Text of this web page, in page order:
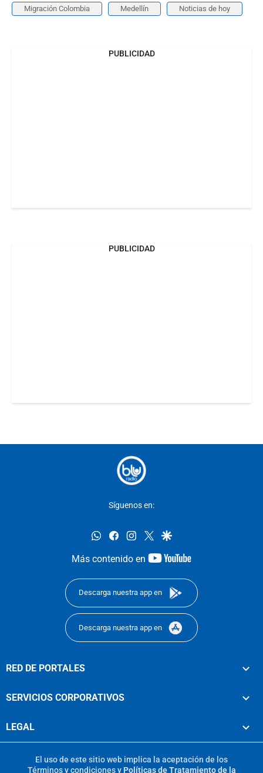
Migración Colombia Medellín Noticias de hoy
PUBLICIDAD
PUBLICIDAD
Síguenos en:
whatsappfacebookinstagram
twittergoogle
Más contenido en
youtube-
Descarga nuestra app en
Descarga nuestra app en
RED DE PORTALES
SERVICIOS CORPORATIVOS
LEGAL
El uso de este sitio web implica la aceptación de los
Términos y condicionesy Políticas de Tratamiento de la